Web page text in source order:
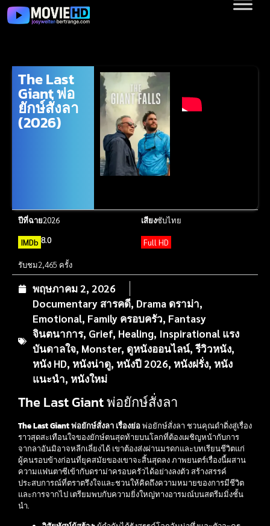
The Last
Giant พ่อ
ยักษ์สั่งลา
(2026)
ปีที่ฉาย2026 เสียงซับไทย
IMDb 8.0 Full HD
รับชม2,465 ครั้ง
พฤษภาคม 2, 2026
Documentary สารคดี, Drama ดราม่า,
Emotional, Family ครอบครัว, Fantasy
จินตนาการ, Grief, Healing, Inspirational แรง
บันดาลใจ, Monster, ดูหนังออนไลน์,รีวิวหนัง,
หนัง HD, หนังน่าดู, หนังปี 2026, หนังฝรั่ง, หนัง
แนะนำ, หนังใหม่
The Last Giant พ่อยักษ์สั่งลา
The Last Giant พ่อยักษ์สั่งลา เรื่องย่อพ่อยักษ์สั่งลา ชวนคุณดำดิ่งสู่เรื่อง
ราวสุดสะเทือนใจของยักษ์ตนสุดท้ายบนโลกที่ต้องเผชิญหน้ากับการ
จากลาอันมิอาจหลีกเลี่ยงได้ เขาต้องส่งผ่านมรดกและบทเรียนชีวิตแก่
ผู้คนรอบข้างก่อนที่ยุคสมัยของเขาจะสิ้นสุดลง ภาพยนตร์เรื่องนี้ผสาน
ความแฟนตาซีเข้ากับดราม่าครอบครัวได้อย่างลงตัว สร้างสรรค์
ประสบการณ์ที่ตราตรึงใจและชวนให้คิดถึงความหมายของการมีชีวิต
และการจากไป เตรียมพบกับความยิ่งใหญ่ทางอารมณ์บนสตรีมมิ่งชั้น
นำ.